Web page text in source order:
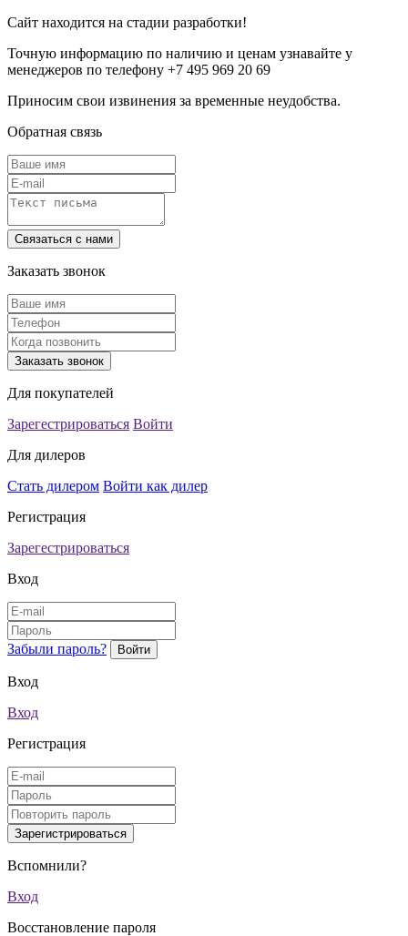
Сайт находится на стадии разработки!
Точную информацию по наличию и ценам узнавайте у
менеджеров по телефону +7 495 969 20 69
Приносим свои извинения за временные неудобства.
Обратная связь
Заказать звонок
Для покупателей
Зарегестрироваться Войти
Для дилеров
Стать дилером Войти как дилер
Регистрация
Зарегестрироваться
Вход
Забыли пароль?
Вход
Вход
Регистрация
Вспомнили?
Вход
Восстановление пароля